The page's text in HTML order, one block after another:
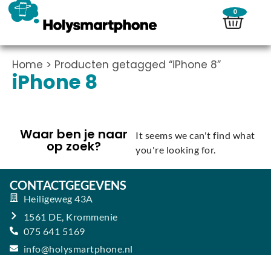
0
Home > Producten getagged “iPhone 8”
iPhone 8
Waar ben je naar
op zoek?
It seems we can't find what
you're looking for.
CONTACTGEGEVENS
Heiligeweg 43A
1561 DE, Krommenie
075 641 5169
info@holysmartphone.nl